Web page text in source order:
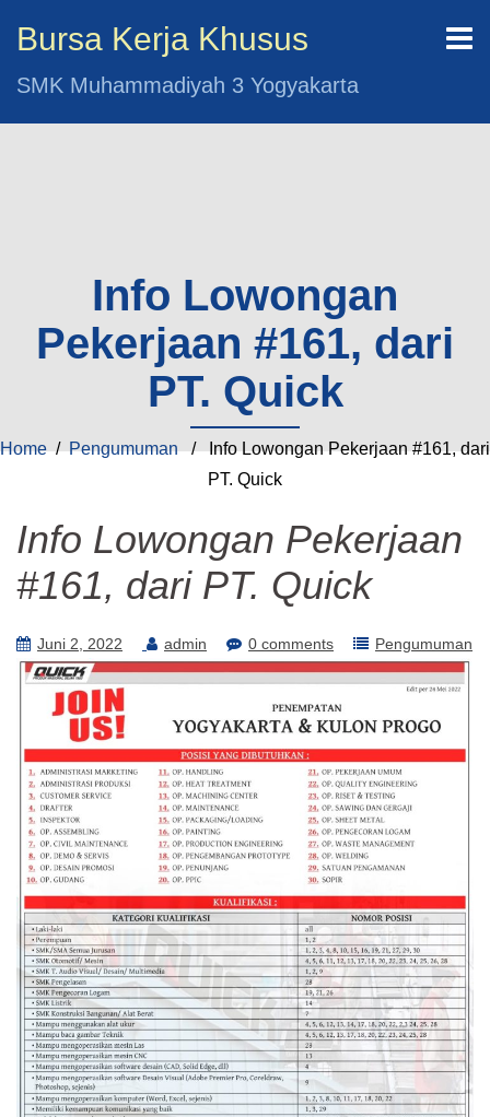
Bursa Kerja Khusus
SMK Muhammadiyah 3 Yogyakarta
Info Lowongan
Pekerjaan #161, dari
PT. Quick
Home/Pengumuman/ Info Lowongan Pekerjaan #161, dari
PT. Quick
Info Lowongan Pekerjaan
#161, dari PT. Quick
Juni 2, 2022 admin 0 comments Pengumuman